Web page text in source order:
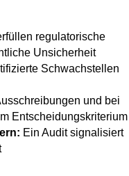
regulatorische
Unsicherheit
Schwachstellen
und bei
Entscheidungskriterium
Ein Audit signalisiert